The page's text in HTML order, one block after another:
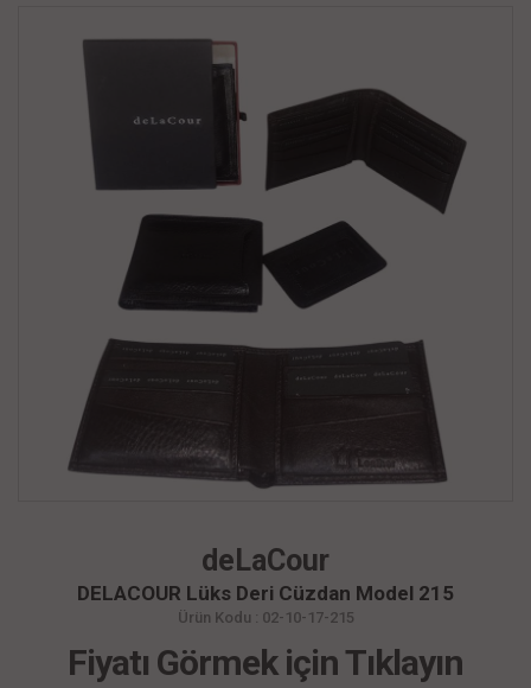
deLaCour
DELACOUR Lüks Deri Cüzdan Model 215
Ürün Kodu : 02-10-17-215
Fiyatı Görmek için Tıklayın